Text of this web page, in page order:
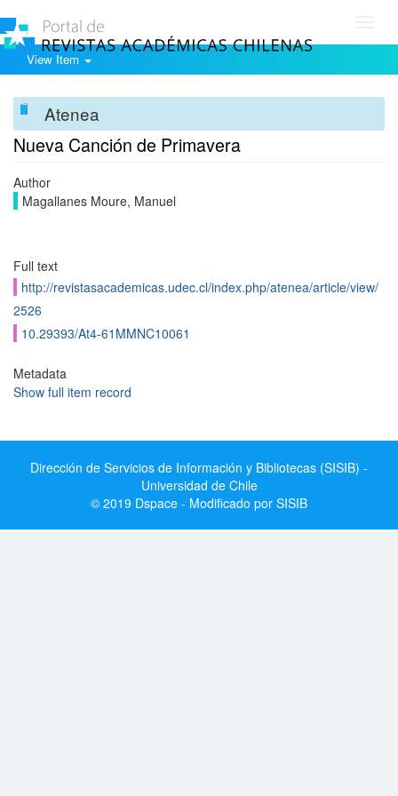
View Item
Atenea
Nueva Canción de Primavera
Author
Magallanes Moure, Manuel
Full text
http://revistasacademicas.udec.cl/index.php/atenea/article/view/
2526
10.29393/At4-61MMNC10061
Metadata
Show full item record
Dirección de Servicios de Información y Bibliotecas (SISIB) -
Universidad de Chile
© 2019 Dspace - Modificado por SISIB